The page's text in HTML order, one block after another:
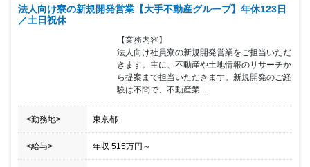
法人向け寮の新規開発営業【大手不動産グループ】年休123日
／土日祝休
【業務内容】
法人向け社員寮の新規開発営業をご担当いただ
きます。主に、不動産や土地情報のリサーチか
ら提案まで担当いただきます。新規開発のご経
験は不問で、不動産業...
<勤務地> 東京都
<給与> 年収 515万円 ～